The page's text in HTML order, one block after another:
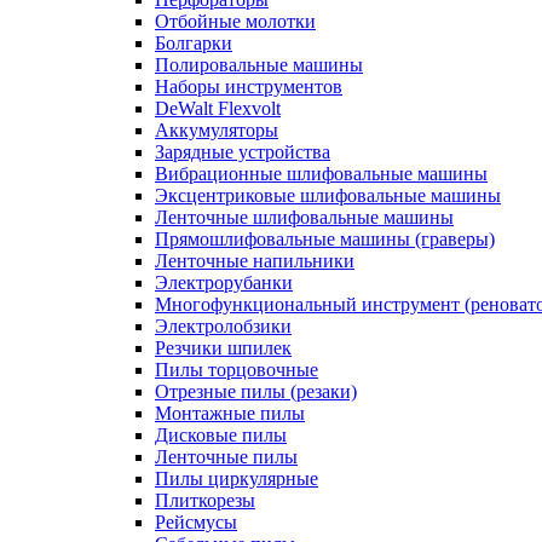
Отбойные молотки
Болгарки
Полировальные машины
Наборы инструментов
DeWalt Flexvolt
Аккумуляторы
Зарядные устройства
Вибрационные шлифовальные машины
Эксцентриковые шлифовальные машины
Ленточные шлифовальные машины
Прямошлифовальные машины (граверы)
Ленточные напильники
Электрорубанки
Многофункциональный инструмент
Электролобзики
Резчики шпилек
Пилы торцовочные
Отрезные пилы (резаки)
Монтажные пилы
Дисковые пилы
Ленточные пилы
Пилы циркулярные
Плиткорезы
Рейсмусы